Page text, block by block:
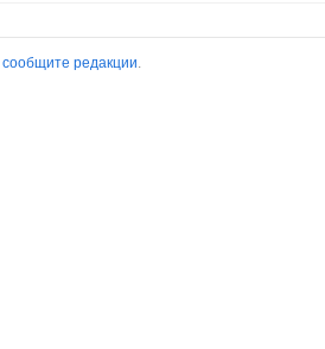
сообщите редакции.